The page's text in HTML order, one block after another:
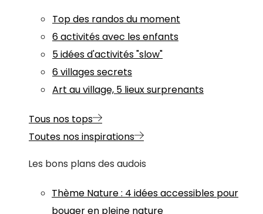
Top des randos du moment
6 activités avec les enfants
5 idées d'activités "slow"
6 villages secrets
Art au village, 5 lieux surprenants
Tous nos tops
Toutes nos inspirations
Les bons plans des audois
Thème Nature: 4 idées accessibles pour
bouger en pleine nature